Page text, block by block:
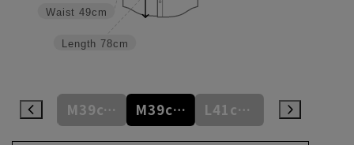
Length 78cm
Waist 49cm
S37cm/82cm M39cm/80cm M39cm/84cm L41cm/82cm